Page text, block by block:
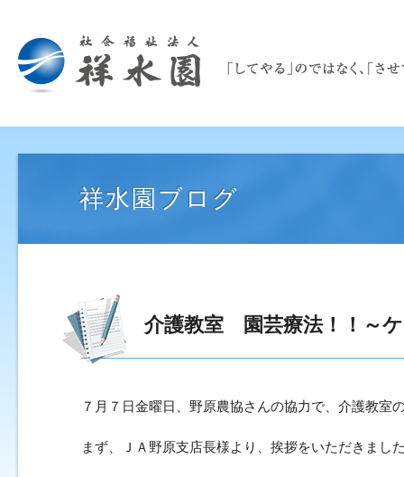
祥水園ブログ
介護教室 園芸療法！！～
７月７日金曜日、野原農協さんの協力で、介護教室
まず、ＪＡ野原支店長様より、挨拶をいただきまし